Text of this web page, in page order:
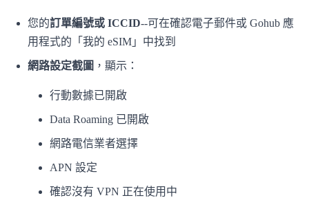
您的訂單編號或 ICCID--可在確認電子郵件或 Gohub 應
用程式的「我的 eSIM」中找到
網路設定截圖 ，顯示：
行動數據已開啟
Data Roaming 已開啟
網路電信業者選擇
APN 設定
確認沒有 VPN 正在使用中